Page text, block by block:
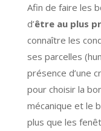
Afin de faire les
d’être au plus
connaître les
ses parcelles
présence d’une
pour choisir la
mécanique et le
plus que les